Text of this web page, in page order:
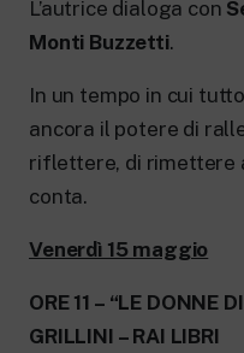
L’autrice dialoga con
Monti Buzzetti.
In un tempo in cui
ancora il potere di
riflettere, di rimettere
conta.
Venerdì 15 maggio
ORE 11 – “LE DONNE
GRILLINI – RAI LIBRI